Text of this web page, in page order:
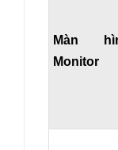
Màn
Monitor